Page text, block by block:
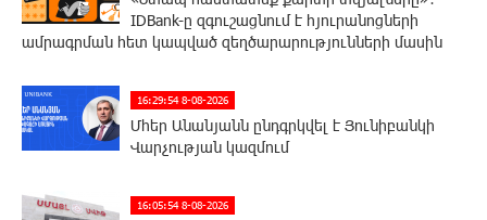
IDBank-ը զգուշացնում է հյուրանոցների
ամրագրման հետ կապված զեղծարարությունների մասին
16:29:54 8-08-2026
Մհեր Անանյանն ընդգրկվել է Յունիբանկի
Վարչության կազմում
16:05:54 8-08-2026